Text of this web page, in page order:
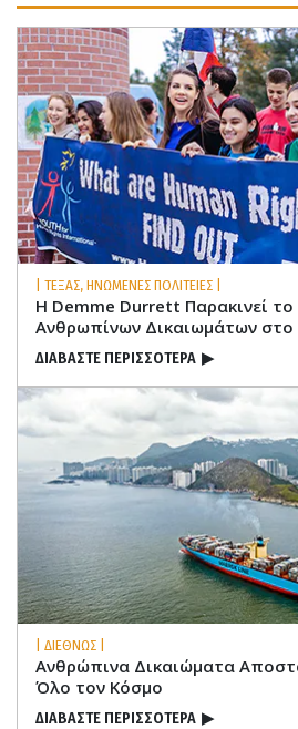
| ΤΕΞΑΣ, ΗΝΩΜΕΝΕΣ ΠΟΛΙΤΕΙΕΣ |
Η Demme Durrett Παρακινεί
Ανθρωπίνων Δικαιωμάτων στο
ΔΙΑΒΑΣΤΕ ΠΕΡΙΣΣΟΤΕΡΑ ▶
| ΔΙΕΘΝΩΣ |
Ανθρώπινα Δικαιώµατα
Όλο τον Κόσμο
ΔΙΑΒΑΣΤΕ ΠΕΡΙΣΣΟΤΕΡΑ ▶